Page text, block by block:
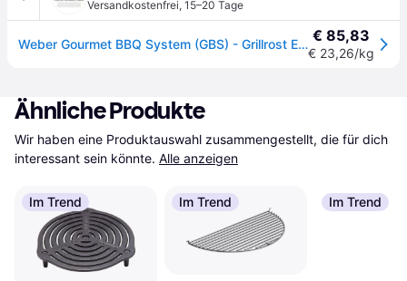
Versandkostenfrei, 15–20 Tage
Weber Gourmet BBQ System (GBS) - Grillrost Edelstahl für Holzkohlegrill (Ø 57 cm) (8843) € 85,83
€ 23,26/kg
Ähnliche Produkte
Wir haben eine Produktauswahl zusammengestellt, die für dich
interessant sein könnte. Alle anzeigen
Im Trend Im Trend Im Trend